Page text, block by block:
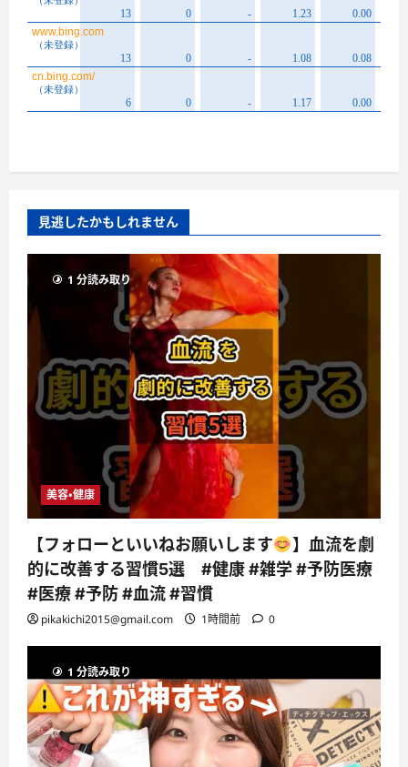
見逃したかもしれません
1 分読み取り
美容・健康
【フォローといいねお願いします
】血流を劇
的に改善する習慣5選 #健康 #雑学 #予防医療
#医療 #予防 #血流 #習慣
pikakichi2015@gmail.com 1時間前 0
1 分読み取り